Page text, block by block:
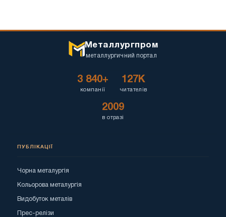
Металлургпром
металлургичний портал
3 840+
компанії
127K
читателів
2009
в отразі
ПУБЛІКАЦІЇ
Чорна металургія
Кольорова металургія
Видобуток металів
Прес-релізи